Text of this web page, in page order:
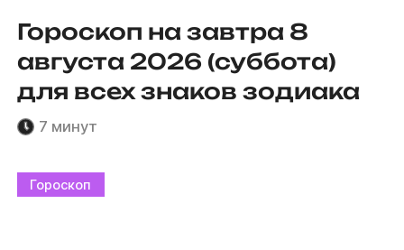
Гороскоп на завтра 8
августа 2026 (суббота)
для всех знаков зодиака
7 минут
Гороскоп